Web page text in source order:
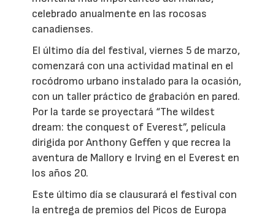
celebrado anualmente en las rocosas
canadienses.
El último día del festival, viernes 5 de marzo,
comenzará con una actividad matinal en el
rocódromo urbano instalado para la ocasión,
con un taller práctico de grabación en pared.
Por la tarde se proyectará “The wildest
dream: the conquest of Everest”, película
dirigida por Anthony Geffen y que recrea la
aventura de Mallory e Irving en el Everest en
los años 20.
Este último día se clausurará el festival con
la entrega de premios del Picos de Europa